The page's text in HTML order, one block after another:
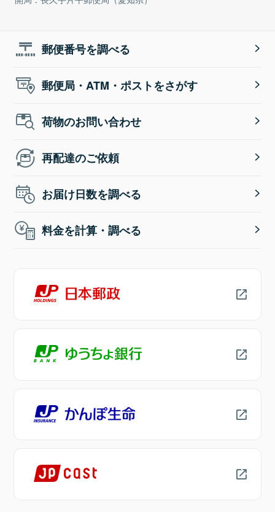
郵便番号を調べる
郵便局・ATM・ポストをさがす
荷物のお問い合わせ
再配達のご依頼
お届け日数を調べる
料金を計算・調べる